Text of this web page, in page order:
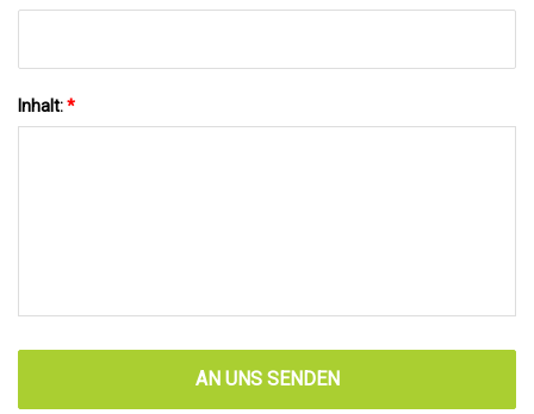
Inhalt:*
AN UNS SENDEN